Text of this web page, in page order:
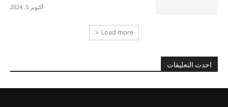
أكتوبر 5, 2024
Load more
احدث التعليقات